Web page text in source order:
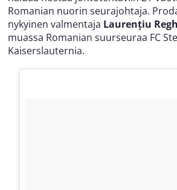
Romanian nuorin seurajohtaja.
nykyinen valmentaja Laurențiu
muassa Romanian suurseuraa FC
Kaiserslauternia.